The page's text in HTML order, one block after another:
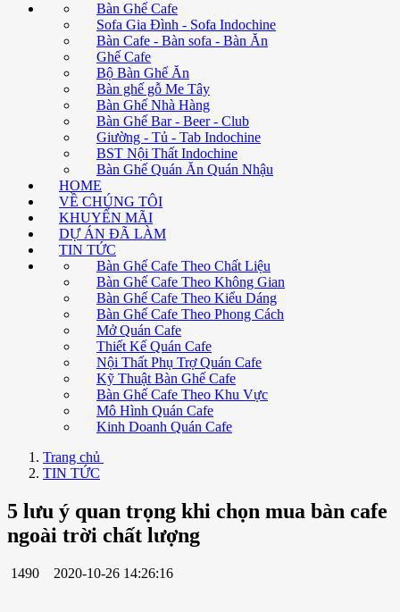
Bàn Ghế Cafe
Sofa Gia Đình - Sofa Indochine
Bàn Cafe - Bàn sofa - Bàn Ăn
Ghế Cafe
Bộ Bàn Ghế Ăn
Bàn ghế gỗ Me Tây
Bàn Ghế Nhà Hàng
Bàn Ghế Bar - Beer - Club
Giường - Tủ - Tab Indochine
BST Nội Thất Indochine
Bàn Ghế Quán Ăn Quán Nhậu
HOME
VỀ CHÚNG TÔI
KHUYẾN MÃI
DỰ ÁN ĐÃ LÀM
TIN TỨC
Bàn Ghế Cafe Theo Chất Liệu
Bàn Ghế Cafe Theo Không Gian
Bàn Ghế Cafe Theo Kiểu Dáng
Bàn Ghế Cafe Theo Phong Cách
Mở Quán Cafe
Thiết Kế Quán Cafe
Nội Thất Phụ Trợ Quán Cafe
Kỹ Thuật Bàn Ghế Cafe
Bàn Ghế Cafe Theo Khu Vực
Mô Hình Quán Cafe
Kinh Doanh Quán Cafe
Trang chủ
TIN TỨC
5 lưu ý quan trọng khi chọn mua bàn cafe
ngoài trời chất lượng
1490 2020-10-26 14:26:16